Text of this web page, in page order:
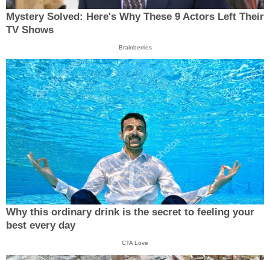
Mystery Solved: Here's Why These 9 Actors Left Their
TV Shows
Brainberries
Why this ordinary drink is the secret to feeling your
best every day
CTA Love